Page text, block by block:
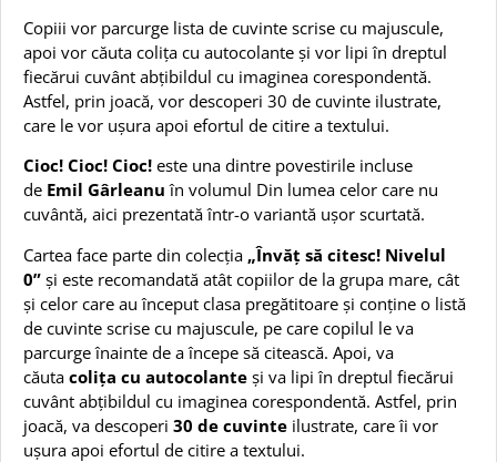
Copiii vor parcurge lista de cuvinte scrise cu majuscule,
apoi vor căuta colița cu autocolante și vor lipi în dreptul
fiecărui cuvânt abțibildul cu imaginea corespondentă.
Astfel, prin joacă, vor descoperi 30 de cuvinte ilustrate,
care le vor ușura apoi efortul de citire a textului.
Cioc! Cioc! Cioc! este una dintre povestirile incluse
de Emil Gârleanu în volumul Din lumea celor care nu
cuvântă, aici prezentată într-o variantă ușor scurtată.
Cartea face parte din colecția „Învăț să citesc! Nivelul
0” și este recomandată atât copiilor de la grupa mare, cât
și celor care au început clasa pregătitoare și conține o listă
de cuvinte scrise cu majuscule, pe care copilul le va
parcurge înainte de a începe să citească. Apoi, va
căuta colița cu autocolante și va lipi în dreptul fiecărui
cuvânt abțibildul cu imaginea corespondentă. Astfel, prin
joacă, va descoperi 30 de cuvinte ilustrate, care îi vor
ușura apoi efortul de citire a textului.